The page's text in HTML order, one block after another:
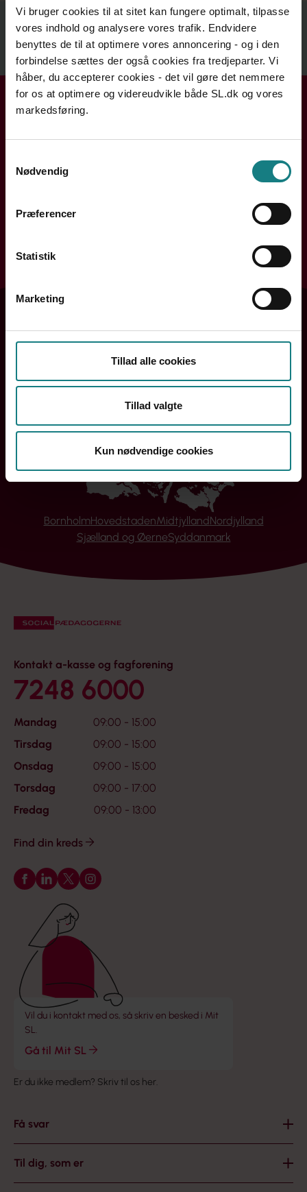
Vi bruger cookies til at sitet kan fungere optimalt, tilpasse
vores indhold og analysere vores trafik. Endvidere
benyttes de til at optimere vores annoncering - og i den
forbindelse sættes der også cookies fra tredjeparter. Vi
håber, du accepterer cookies - det vil gøre det nemmere
for os at optimere og videreudvikle både SL.dk og vores
markedsføring.
Nødvendig
Præferencer
Statistik
Marketing
Tillad alle cookies
Tillad valgte
Kun nødvendige cookies
Relateret indhold
Se mere
Få hjælp i din kreds
Handler din henvendelse sig om løn, ansættelse eller din
dig videre.
Søg efter din kreds
Søg
BornholmHovedstadenMidtjyllandNordjylland
Sjælland og ØerneSyddanmark
Kontakt a-kasse og fagforening
7248 6000
Mandag
09:00 - 15:00
Tirsdag
09:00 - 15:00
Onsdag
09:00 - 15:00
Torsdag
09:00 - 17:00
Fredag
09:00 - 13:00
Find din kreds
Følg os på Facebook
Følg os på LinkedIn
Følg os på X
Følg os på Instagram
Vil du i kontakt med os, så skriv en besked i Mit
SL.
Gå til Mit SL
Er du ikke medlem? Skriv til os her.
Få svar
Til dig, som er